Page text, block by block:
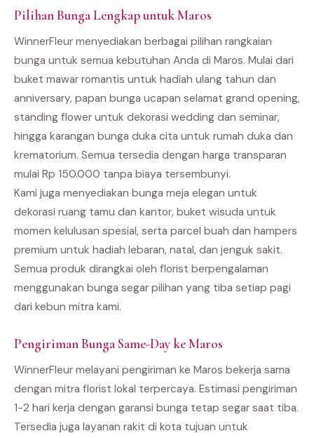
Pilihan Bunga Lengkap untuk Maros
WinnerFleur menyediakan berbagai pilihan rangkaian
bunga untuk semua kebutuhan Anda di Maros. Mulai dari
buket mawar romantis untuk hadiah ulang tahun dan
anniversary, papan bunga ucapan selamat grand opening,
standing flower untuk dekorasi wedding dan seminar,
hingga karangan bunga duka cita untuk rumah duka dan
krematorium. Semua tersedia dengan harga transparan
mulai Rp 150.000 tanpa biaya tersembunyi.
Kami juga menyediakan bunga meja elegan untuk
dekorasi ruang tamu dan kantor, buket wisuda untuk
momen kelulusan spesial, serta parcel buah dan hampers
premium untuk hadiah lebaran, natal, dan jenguk sakit.
Semua produk dirangkai oleh florist berpengalaman
menggunakan bunga segar pilihan yang tiba setiap pagi
dari kebun mitra kami.
Pengiriman Bunga Same-Day ke Maros
WinnerFleur melayani pengiriman ke Maros bekerja sama
dengan mitra florist lokal terpercaya. Estimasi pengiriman
1-2 hari kerja dengan garansi bunga tetap segar saat tiba.
Tersedia juga layanan rakit di kota tujuan untuk